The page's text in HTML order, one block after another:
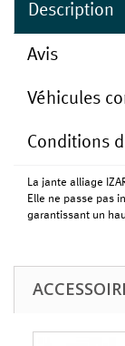
Description
Avis
Véhicules
Conditions
La jante alliage
Elle ne passe pas
garantissant un